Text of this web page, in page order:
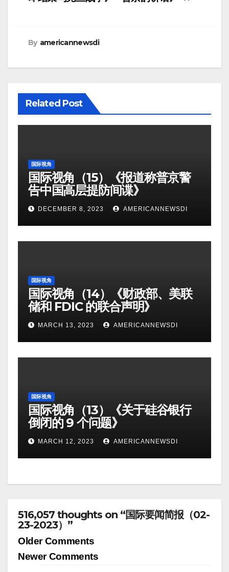
By americannewsdi
Related Post
国际视角
国际视角（15）《报道称普京警
告中国高层提防间谍》
DECEMBER 8, 2023 AMERICANNEWSDI
国际视角
国际视角（14）《财政部、美联
储和 FDIC 的联合声明》
MARCH 13, 2023 AMERICANNEWSDI
国际视角
国际视角（13）《关于硅谷银行
倒闭的 9 个问题》
MARCH 12, 2023 AMERICANNEWSDI
516,057 thoughts on “国际要闻简报（02-
23-2023）”
Comment
navigation
Older Comments
Newer Comments